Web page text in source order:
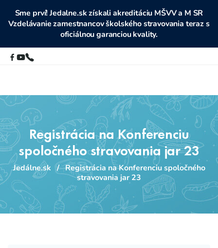
Sme prví! Jedalne.sk získali akreditáciu MŠVV a M SR
Vzdelávanie zamestnancov školského stravovania teraz s
oficiálnou garanciou kvality.
Registrácia na Konferenciu
spoločného stravovania jar 23
Jedálne.sk / Registrácia na Konferenciu spoločného
stravovania jar 23